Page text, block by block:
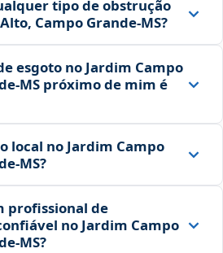
tipo de obstrução
Campo Grande‑MS?
esgoto no Jardim Campo
próximo de mim é
local no Jardim Campo
profissional de
no Jardim Campo